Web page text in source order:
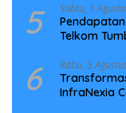
5 Sabtu, 1
Telkom
6 Rabu, 5
InfraNexia